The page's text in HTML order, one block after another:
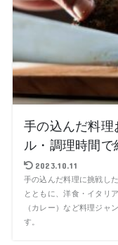
手の込んだ料
ル・調理時間で
2023.10.11
手の込んだ料理に挑戦し
とともに、洋食・イタリ
（カレー）など料理ジャ
す。